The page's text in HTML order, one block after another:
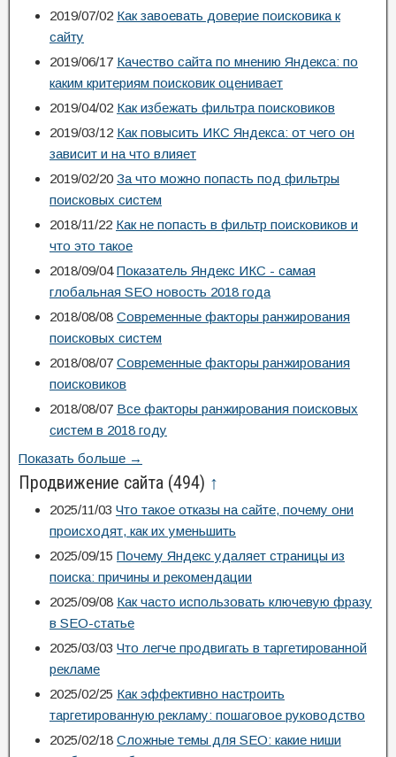
2019/07/02 Как завоевать доверие поисковика к
сайту
2019/06/17 Качество сайта по мнению Яндекса: по
каким критериям поисковик оценивает
2019/04/02 Как избежать фильтра поисковиков
2019/03/12 Как повысить ИКС Яндекса: от чего он
зависит и на что влияет
2019/02/20 За что можно попасть под фильтры
поисковых систем
2018/11/22 Как не попасть в фильтр поисковиков и
что это такое
2018/09/04 Показатель Яндекс ИКС - самая
глобальная SEO новость 2018 года
2018/08/08 Современные факторы ранжирования
поисковых систем
2018/08/07 Современные факторы ранжирования
поисковиков
2018/08/07 Все факторы ранжирования поисковых
систем в 2018 году
Показать больше →
Продвижение сайта (494) ↑
2025/11/03 Что такое отказы на сайте, почему они
происходят, как их уменьшить
2025/09/15 Почему Яндекс удаляет страницы из
поиска: причины и рекомендации
2025/09/08 Как часто использовать ключевую фразу
в SEO-статье
2025/03/03 Что легче продвигать в таргетированной
рекламе
2025/02/25 Как эффективно настроить
таргетированную рекламу: пошаговое руководство
2025/02/18 Сложные темы для SEO: какие ниши